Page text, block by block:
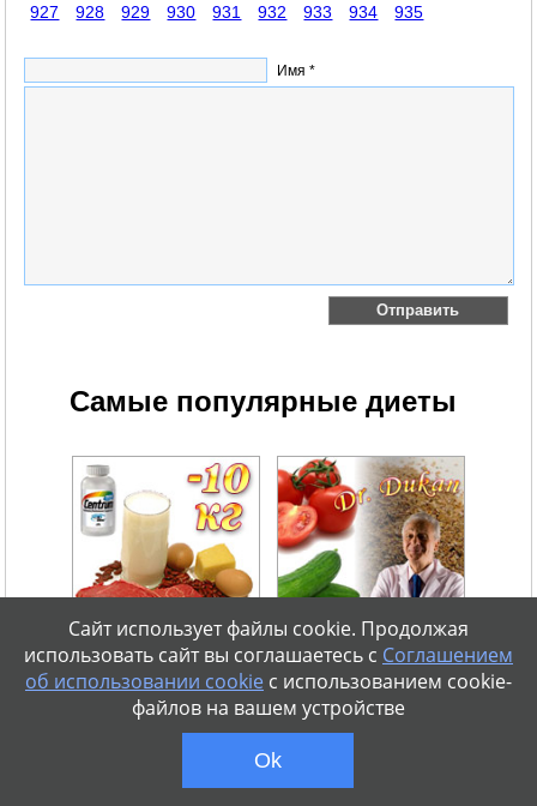
927
928 929 930 931 932 933 934 935
Имя *
Самые популярные диеты
Белковая диета
Популярная диета при
активном ритме жизни.
Результаты похудения до 10
кг за 14 дней.
Диета Дюкана
Эффективная диета без
дней. Сброшенный вес не
вернется.
Сайт использует файлы cookie. Продолжая
использовать сайт вы соглашаетесь с Соглашением
об использовании cookieс использованием cookie-
файлов на вашем устройстве
Ok